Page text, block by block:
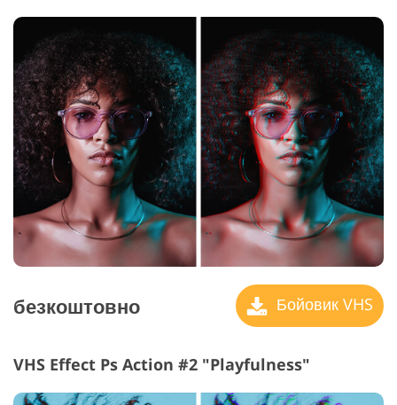
безкоштовно Бойовик VHS
VHS Effect Ps Action #2 "Playfulness"